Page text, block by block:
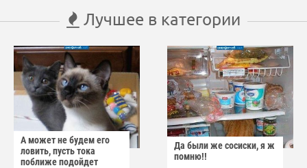
Лучшее в категории
А может не будем его
ловить, пусть тока
поближе подойдет
Да были же сосиски, я ж
помню!!